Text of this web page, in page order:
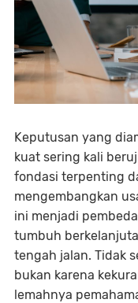
Keputusan yang
kuat sering kali
fondasi terpenting
mengembangkan
ini menjadi
tumbuh
tengah jalan. Tidak
bukan karena
lemahnya